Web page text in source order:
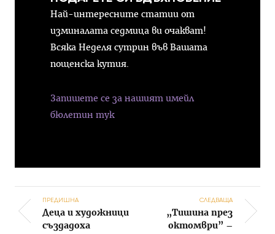
Най-интересните статии от
изминалата седмица ви очакват!
Всяка Неделя сутрин във Вашата
пощенска кутия.
Запишете се за нашият имейл
бюлетин тук
Post navigation
ПРЕДИШНА
Деца и художници
създадоха
СЛЕДВАЩА
„Тишина през
октомври” –